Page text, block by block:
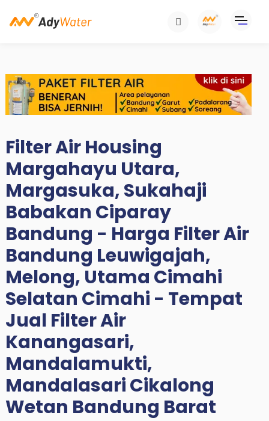
Filter Air Housing
Margahayu Utara,
Margasuka, Sukahaji
Babakan Ciparay
Bandung - Harga Filter Air
Bandung Leuwigajah,
Melong, Utama Cimahi
Selatan Cimahi - Tempat
Jual Filter Air
Kanangasari,
Mandalamukti,
Mandalasari Cikalong
Wetan Bandung Barat